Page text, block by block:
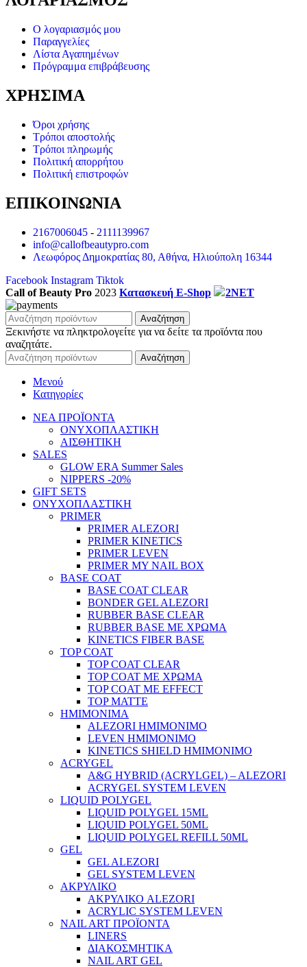
Ο λογαριασμός μου
Παραγγελίες
Λίστα Αγαπημένων
Πρόγραμμα επιβράβευσης
ΧΡΗΣΙΜΑ
Όροι χρήσης
Τρόποι αποστολής
Τρόποι πληρωμής
Πολιτική απορρήτου
Πολιτική επιστροφών
ΕΠΙΚΟΙΝΩΝΙΑ
2167006045 - 2111139967
info@callofbeautypro.com
Λεωφόρος Δημοκρατίας 80, Αθήνα, Ηλιούπολη 16344
Facebook Instagram Tiktok
Call of Beauty Pro 2023 Κατασκευή E-Shop 2NET
Αναζήτηση
Ξεκινήστε να πληκτρολογείτε για να δείτε τα προϊόντα που
αναζητάτε.
Αναζήτηση
Μενού
Κατηγορίες
ΝΕΑ ΠΡΟΪΟΝΤΑ
ΟΝΥΧΟΠΛΑΣΤΙΚΗ
ΑΙΣΘΗΤΙΚΗ
SALES
GLOW ERA Summer Sales
NIPPERS -20%
GIFT SETS
ΟΝΥΧΟΠΛΑΣΤΙΚΗ
PRIMER
PRIMER ALEZORI
PRIMER KINETICS
PRIMER LEVEN
PRIMER MY NAIL BOX
BASE COAT
BASE COAT CLEAR
BONDER GEL ALEZORI
RUBBER BASE CLEAR
RUBBER BASE ΜΕ ΧΡΩΜΑ
KINETICS FIBER BASE
TOP COAT
TOP COAT CLEAR
TOP COAT ΜΕ ΧΡΩΜΑ
TOP COAT ΜΕ EFFECT
TOP MATTE
ΗΜΙΜΟΝΙΜΑ
ALEZORI ΗΜΙΜΟΝΙΜΟ
LEVEN ΗΜΙΜΟΝΙΜΟ
KINETICS SHIELD ΗΜΙΜΟΝΙΜΟ
ACRYGEL
A&G HYBRID (ACRYLGEL) – ALEZORI
ACRYGEL SYSTEM LEVEN
LIQUID POLYGEL
LIQUID POLYGEL 15ML
LIQUID POLYGEL 50ML
LIQUID POLYGEL REFILL 50ML
GEL
GEL ALEZORI
GEL SYSTEM LEVEN
ΑΚΡΥΛΙΚΟ
ΑΚΡΥΛΙΚΟ ALEZORI
ACRYLIC SYSTEM LEVEN
NAIL ART ΠΡΟΪΟΝΤΑ
LINERS
ΔΙΑΚΟΣΜΗΤΙΚΑ
NAIL ART GEL